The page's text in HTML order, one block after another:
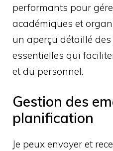
performants pour
académiques et
un aperçu détaillé
essentielles qui
et du personnel.
Gestion des
planification
Je peux envoyer et